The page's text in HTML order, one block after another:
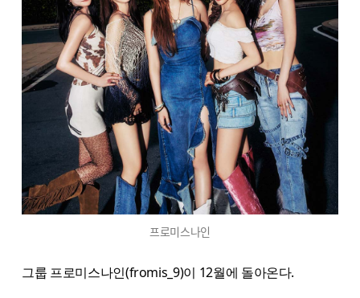
프로미스나인
그룹 프로미스나인(fromis_9)이 12월에 돌아온다.